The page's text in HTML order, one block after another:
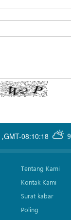
GMT-08:10:18
,
Tentang Kami
Kontak Kami
Surat kabar
Poling